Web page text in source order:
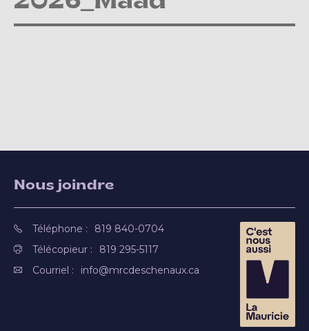
Nous joindre
Téléphone :
819 840-0704
Télécopieur :
819 295-5117
Courriel :
info@mrcdeschenaux.ca